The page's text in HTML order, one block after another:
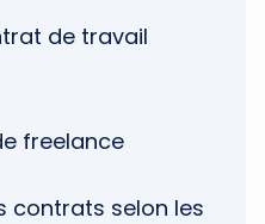
de travail
freelance
contrats selon les